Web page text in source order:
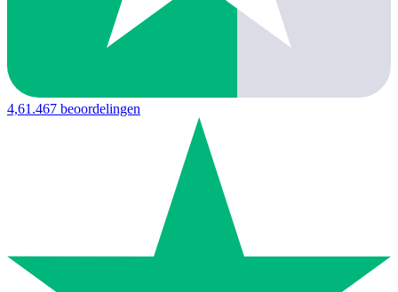
4,61.467 beoordelingen